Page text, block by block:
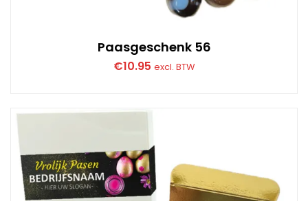
Paasgeschenk 56
€10.95 excl. BTW